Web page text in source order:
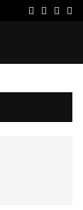
Facebook